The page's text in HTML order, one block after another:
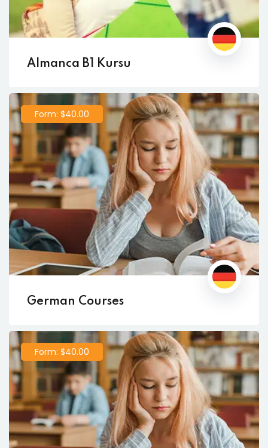
Almanca B1 Kursu
Form: $40.00
German Courses
Form: $40.00